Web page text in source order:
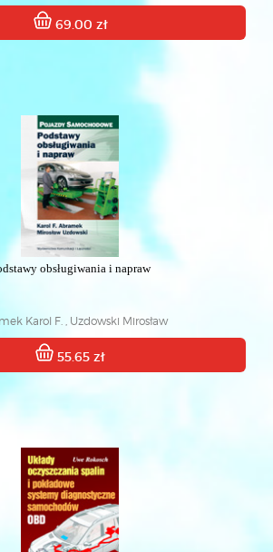
69.00 zł
obsługiwania i napraw
Karol F. , Uzdowski Mirosław
55.65 zł